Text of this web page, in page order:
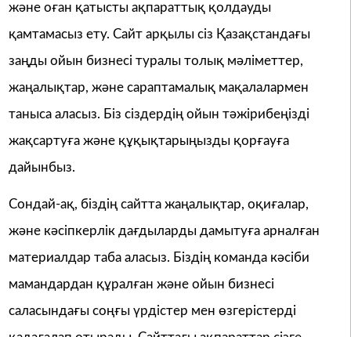
және оған қатысты ақпараттық қолдауды
қамтамасыз ету. Сайт арқылы сіз Қазақстандағы
заңды ойын бизнесі туралы толық мәліметтер,
жаңалықтар, және сараптамалық мақалалармен
таныса аласыз. Біз сіздердің ойын тәжірибеңізді
жақсартуға және құқықтарыңызды қорғауға
дайынбыз.
Сондай-ақ, біздің сайтта жаңалықтар, оқиғалар,
және кәсіпкерлік дағдыларды дамытуға арналған
материалдар таба аласыз. Біздің команда кәсіби
мамандардан құралған және ойын бизнесі
саласындағы соңғы үрдістер мен өзгерістерді